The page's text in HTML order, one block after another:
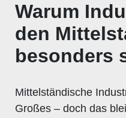
Warum
den
besonders
Mittelständische
Großes – doch das